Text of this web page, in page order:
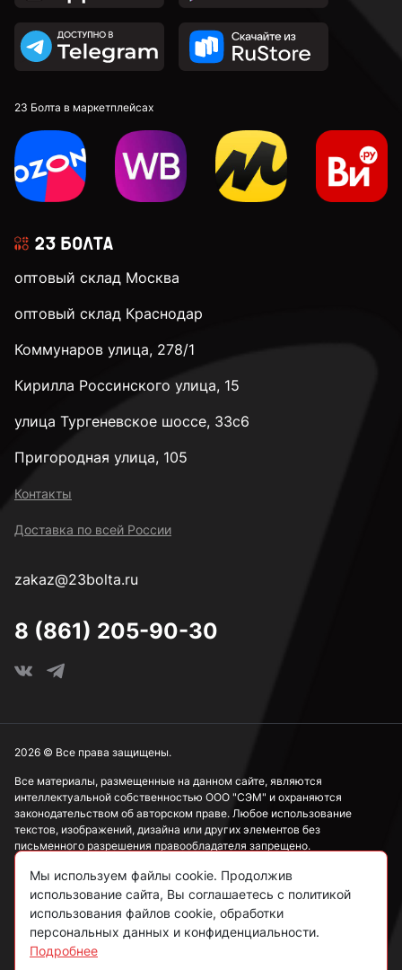
23 Болта в маркетплейсах
оптовый склад Москва
оптовый склад Краснодар
Коммунаров улица, 278/1
Кирилла Россинского улица, 15
улица Тургеневское шоссе, 33с6
Пригородная улица, 105
Контакты
Доставка по всей России
zakaz@23bolta.ru
8 (861) 205-90-30
Все материалы, размещенные на данном сайте, являются
интеллектуальной собственностью ООО "СЭМ" и охраняются
законодательством об авторском праве. Любое использование
текстов, изображений, дизайна или других элементов без
письменного разрешения правообладателя запрещено.
Информация, представленная на сайте, носит исключительно
ознакомительный характер и не может рассматриваться как
публичная оферта в соответствии со ст. 437 ГК РФ.
Политика конфиденциальности
2026 © Все права защищены.
Мы используем файлы cookie. Продолжив
использование сайта, Вы соглашаетесь с политикой
использования файлов cookie, обработки
персональных данных и конфиденциальности.
Подробнее